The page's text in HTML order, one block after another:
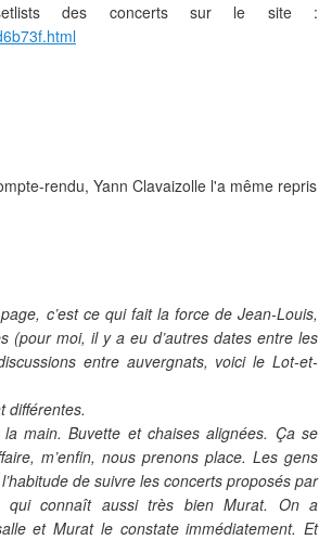
des concerts sur le site :
rendu, Yann Clavaizolle l'a même repris
c’est ce qui fait la force de Jean-Louis,
(pour moi, il y a eu d’autres dates entre les
entre auvergnats, voici le Lot-et-
différentes.
main. Buvette et chaises alignées. Ça se
m’enfin, nous prenons place. Les gens
de suivre les concerts proposés par
qui connaît aussi très bien Murat. On a
et Murat le constate immédiatement. Et